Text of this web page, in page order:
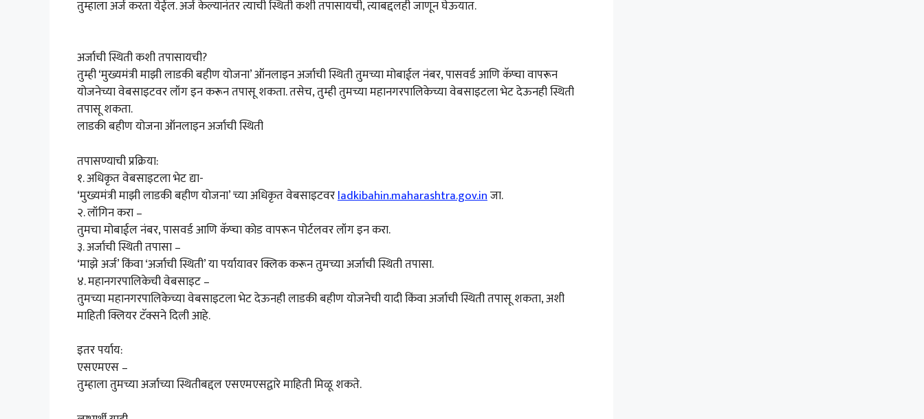
तुम्हाला अर्ज करता येईल. अर्ज केल्यानंतर त्याची स्थिती कशी तपासायची, त्याबद्दलही जाणून घेऊयात.
अर्जाची स्थिती कशी तपासायची?
तुम्ही ‘मुख्यमंत्री माझी लाडकी बहीण योजना’ ऑनलाइन अर्जाची स्थिती तुमच्या मोबाईल नंबर, पासवर्ड आणि कॅप्चा वापरून
योजनेच्या वेबसाइटवर लॉग इन करून तपासू शकता. तसेच, तुम्ही तुमच्या महानगरपालिकेच्या वेबसाइटला भेट देऊनही स्थिती
तपासू शकता.
लाडकी बहीण योजना ऑनलाइन अर्जाची स्थिती
तपासण्याची प्रक्रिया:
१. अधिकृत वेबसाइटला भेट द्या-
‘मुख्यमंत्री माझी लाडकी बहीण योजना’ च्या अधिकृत वेबसाइटवरladkibahin.maharashtra.gov.inजा.
२. लॉगिन करा –
तुमचा मोबाईल नंबर, पासवर्ड आणि कॅप्चा कोड वापरून पोर्टलवर लॉग इन करा.
३. अर्जाची स्थिती तपासा –
‘माझे अर्ज’ किंवा ‘अर्जाची स्थिती’ या पर्यायावर क्लिक करून तुमच्या अर्जाची स्थिती तपासा.
४. महानगरपालिकेची वेबसाइट –
तुमच्या महानगरपालिकेच्या वेबसाइटला भेट देऊनही लाडकी बहीण योजनेची यादी किंवा अर्जाची स्थिती तपासू शकता, अशी
माहिती क्लियर टॅक्सने दिली आहे.
इतर पर्याय:
एसएमएस –
तुम्हाला तुमच्या अर्जाच्या स्थितीबद्दल एसएमएसद्वारे माहिती मिळू शकते.